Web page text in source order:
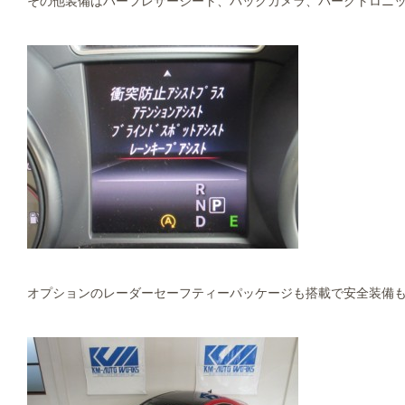
オプションのレーダーセーフティーパッケージも搭載で安全装備